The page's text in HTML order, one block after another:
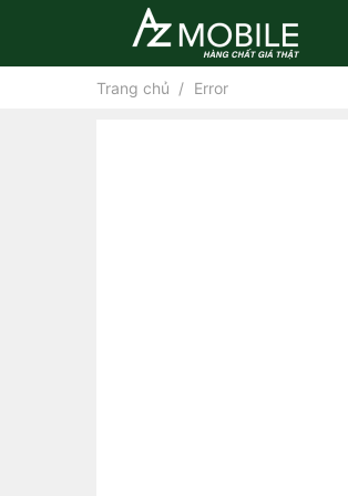
Trang chủ Error